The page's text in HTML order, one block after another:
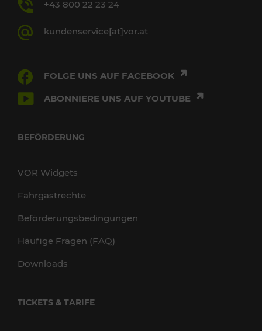
+43 800 22 23 24
kundenservice[at]vor.at
FOLGE UNS AUF FACEBOOK
ABONNIERE UNS AUF YOUTUBE
BEFÖRDERUNG
VOR Widgets
Fahrgastrechte
Beförderungsbedingungen
Häufige Fragen (FAQ)
Downloads
TICKETS & TARIFE